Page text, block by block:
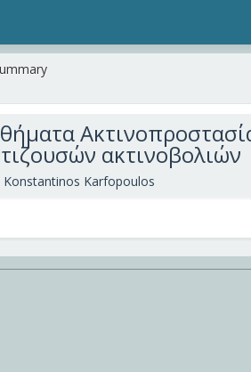
ακτινοβολιών
Konstantinos Karfopoulos